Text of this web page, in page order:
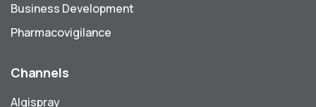
Business Development
Pharmacovigilance
Channels
Algispray